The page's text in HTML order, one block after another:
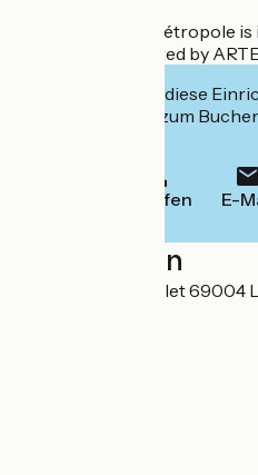
The Hotel Lyon Métropole is
programme initiated by
Interessiert Sie diese
deren Website zum
Anrufen E-
Localisation
85 quai Joseph Gillet